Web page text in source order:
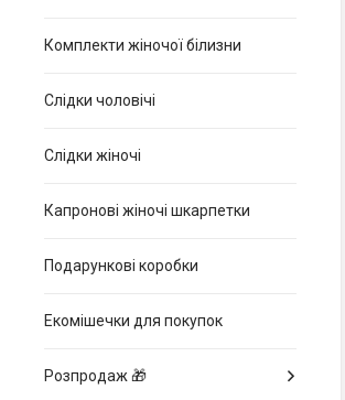
Комплекти жіночої білизни
Слідки чоловічі
Слідки жіночі
Капронові жіночі шкарпетки
Подарункові коробки
Екомішечки для покупок
Розпродаж 🎁